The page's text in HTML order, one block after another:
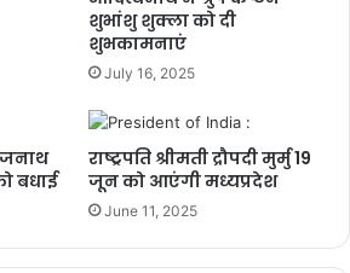
शुभांशु शुक्ला को दी
शुभकामनाएं
July 16, 2025
बधाई
राष्ट्रपति श्रीमती द्रौपदी मुर्मु 19
जून को आएंगी मध्यप्रदेश
June 11, 2025